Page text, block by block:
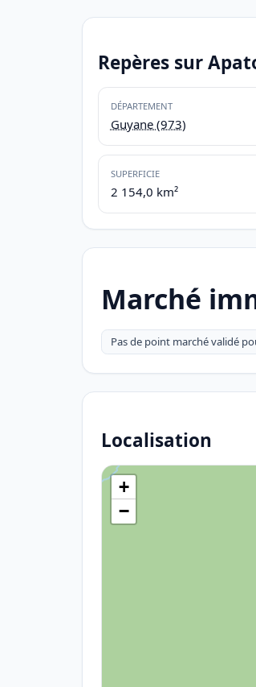
Repères sur
DÉPARTEMENT
Guyane (973)
SUPERFICIE
2 154,0 km²
Marché
Pas de point marché validé
Localisation
+
−